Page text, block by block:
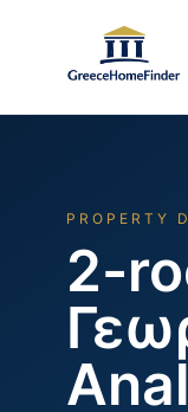
PROPERTY
2-